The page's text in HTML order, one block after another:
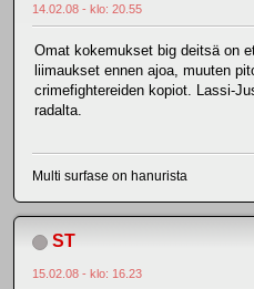
14.02.08 - klo: 20.55
Omat kokemukset big deitsä on
liimaukset ennen ajoa, muuten
crimefightereiden kopiot. Lassi-
radalta.
Multi surfase on hanurista
ST
15.02.08 - klo: 16.23